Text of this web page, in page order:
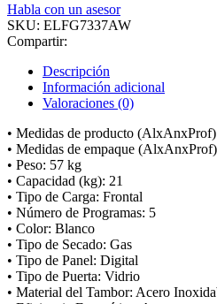
Habla con un asesor
SKU: ELFG7337AW
Compartir:
Descripción
Información adicional
Valoraciones (0)
• Medidas de producto
• Medidas de empaque
• Peso: 57 kg
• Capacidad (kg): 21
• Tipo de Carga: Frontal
• Número de Programas: 5
• Color: Blanco
• Tipo de Secado: Gas
• Tipo de Panel: Digital
• Tipo de Puerta: Vidrio
• Material del Tambor: Acero